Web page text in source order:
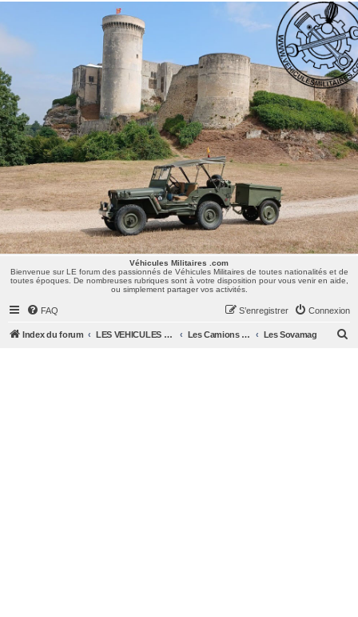
Véhicules Militaires .com
Bienvenue sur LE forum des passionnés de Véhicules Militaires de toutes nationalités et de
toutes époques. De nombreuses rubriques sont à votre disposition pour vous venir en aide,
ou simplement partager vos activités.
Véhicules Militaires .com
Bienvenue sur LE forum des passionnés de Véhicules Militaires de toutes nationalités et de
toutes époques. De nombreuses rubriques sont à votre disposition pour vous venir en aide,
ou simplement partager vos activités.
FAQ Connexion
S’enregistrer
Index du forum LES VEHICULES MILITAIRES Les Camions et autres VLTT : Renault, Simca, Marmon, Saviem, Berliet, Sovamag, Land Rover, ... Les Sovamag